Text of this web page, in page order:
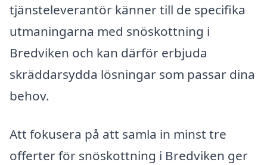
tjänsteleverantör känner till de specifika
utmaningarna med snöskottning i
Bredviken och kan därför erbjuda
skräddarsydda lösningar som passar dina
behov.
Att fokusera på att samla in minst tre
offerter för snöskottning i Bredviken ger